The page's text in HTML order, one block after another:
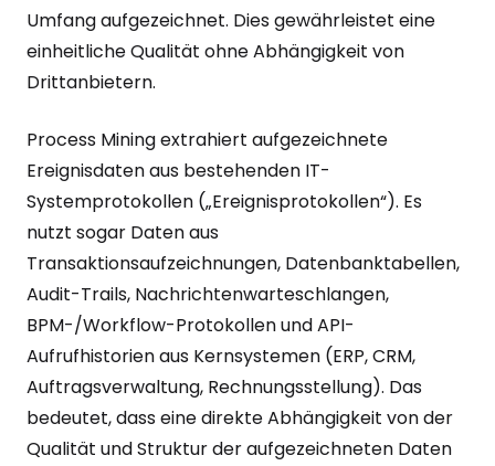
Umfang aufgezeichnet. Dies gewährleistet eine
einheitliche Qualität ohne Abhängigkeit von
Drittanbietern.
Process Mining extrahiert aufgezeichnete
Ereignisdaten aus bestehenden IT-
Systemprotokollen („Ereignisprotokollen“). Es
nutzt sogar Daten aus
Transaktionsaufzeichnungen, Datenbanktabellen,
Audit-Trails, Nachrichtenwarteschlangen,
BPM-/Workflow-Protokollen und API-
Aufrufhistorien aus Kernsystemen (ERP, CRM,
Auftragsverwaltung, Rechnungsstellung). Das
bedeutet, dass eine direkte Abhängigkeit von der
Qualität und Struktur der aufgezeichneten Daten